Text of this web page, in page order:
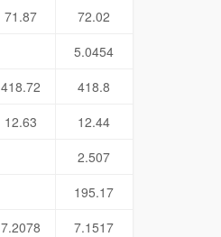
71.87
72.02
5.0454
418.72
418.8
12.63
12.44
2.507
195.17
7.2078
7.1517